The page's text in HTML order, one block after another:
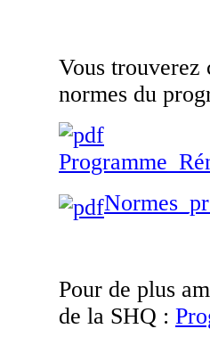
Vous trouverez
normes du
Pour de plus
de la SHQ :